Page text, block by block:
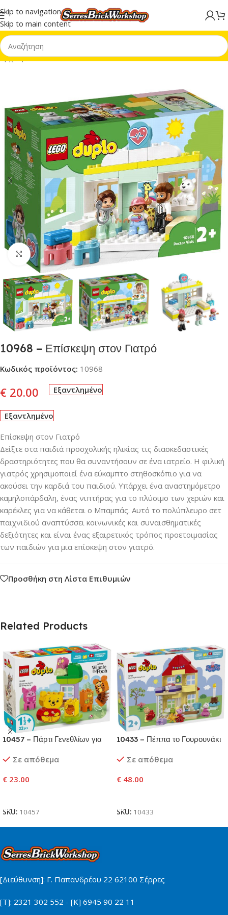
Skip to navigation
Skip to main content
Αρχική σελίδα/LEGO® DUPLO®
Click to enlarge
10968 – Επίσκεψη στον Γιατρό
Κωδικός προϊόντος: 10968
€ 20.00 Εξαντλημένο
Εξαντλημένο
Επίσκεψη στον Γιατρό
Δείξτε στα παιδιά προσχολικής ηλικίας τις διασκεδαστικές
δραστηριότητες που θα συναντήσουν σε ένα ιατρείο. Η φιλική
γιατρός χρησιμοποιεί ένα εύκαμπτο στηθοσκόπιο για να
ακούσει την καρδιά του παιδιού. Υπάρχει ένα αναστημόμετρο
καμηλοπάρδαλη, ένας νιπτήρας για το πλύσιμο των χεριών και
καρέκλες για να κάθεται ο Μπαμπάς. Αυτό το πολύπλευρο σετ
παιχνιδιού αναπτύσσει κοινωνικές και συναισθηματικές
δεξιότητες και είναι ένας εξαιρετικός τρόπος προετοιμασίας
των παιδιών για μια επίσκεψη στον γιατρό.
Προσθήκη στη Λίστα Επιθυμιών
Related Products
10457 – Πάρτι Γενεθλίων για
Σε απόθεμα
€ 23.00
SKU: 10457
10433 – Πέππα το Γουρουνάκι
Σε απόθεμα
€ 48.00
SKU: 10433
[Διεύθυνση]: Γ. Παπανδρέου 22 62100 Σέρρες
[Τ]: 2321 302 552 - [Κ] 6945 90 22 11